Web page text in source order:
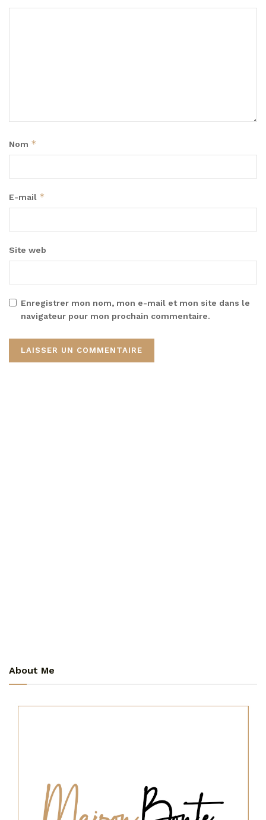
Nom *
E-mail *
Site web
Enregistrer mon nom, mon e-mail et mon site dans le
navigateur pour mon prochain commentaire.
About Me